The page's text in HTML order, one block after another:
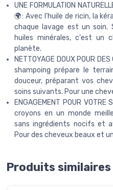
UNE FORMULATION
🌍: Avec l'huile de ricin, la
chaque lavage est un soin.
huiles minérales, c'est un
planète.
NETTOYAGE DOUX POUR
shampoing prépare le
douceur, préparant vos
soins suivants. Pour une
ENGAGEMENT POUR
croyons en un monde
sans ingrédients nocifs et
Pour des cheveux beaux et
Produits similaires